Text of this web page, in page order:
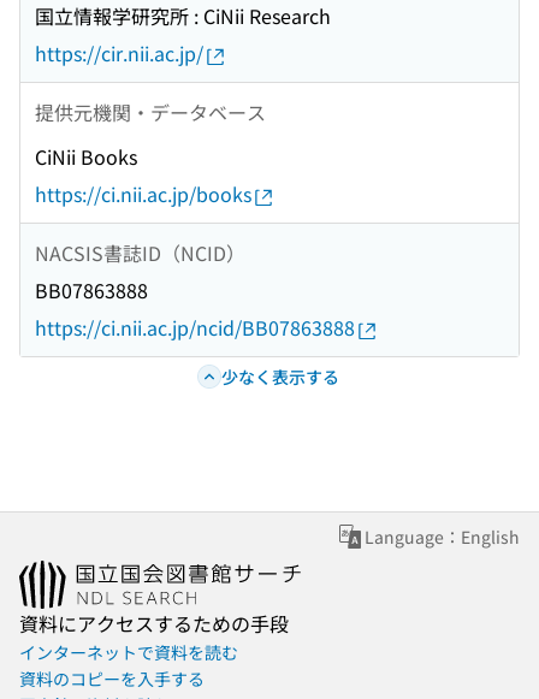
国立情報学研究所 : CiNii Research
https://cir.nii.ac.jp/
提供元機関・データベース
CiNii Books
https://ci.nii.ac.jp/books
NACSIS書誌ID（NCID）
BB07863888
https://ci.nii.ac.jp/ncid/BB07863888
少なく表示する
Language：English
資料にアクセスするための手段
インターネットで資料を読む
資料のコピーを入手する